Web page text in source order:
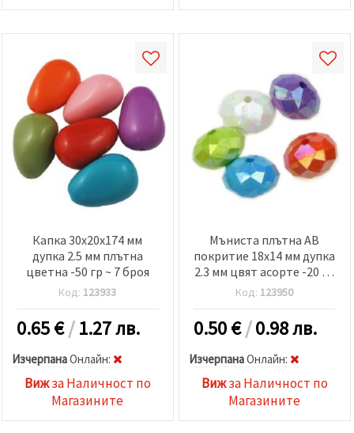
Капка 30x20x174 мм
дупка 2.5 мм плътна
цветна -50 гр ~ 7 броя
Код: 123933
0.65€/1.27 лв.
ИзчерпанаOнлайн:
Вижза Наличност по
Магазините
Мъниста плътна AB
покритие 18x14 мм дупка
2.3 мм цвят асорте -20 гр
~ 8 броя
Код: 123950
0.50€/0.98 лв.
ИзчерпанаOнлайн:
Вижза Наличност по
Магазините